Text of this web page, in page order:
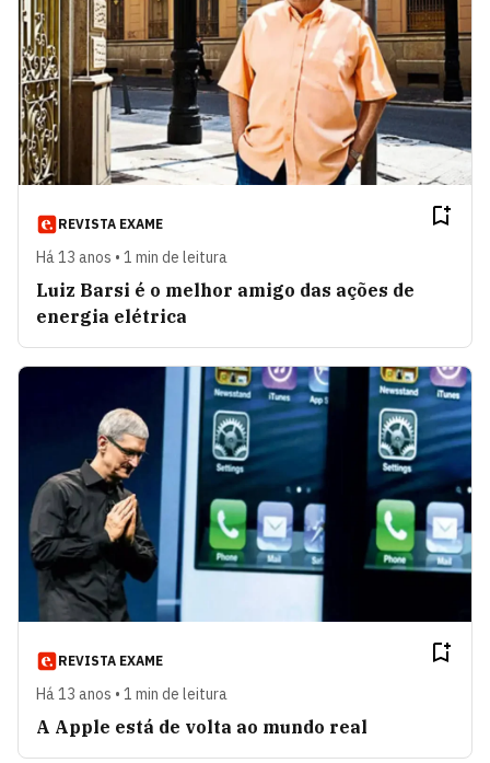
REVISTA EXAME
Há 13 anos • 1 min de leitura
Luiz Barsi é o melhor amigo das ações de
energia elétrica
REVISTA EXAME
Há 13 anos • 1 min de leitura
A Apple está de volta ao mundo real